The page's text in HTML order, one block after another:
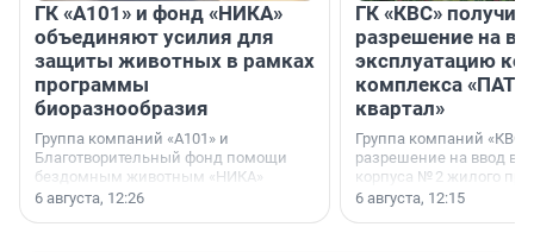
ГК «А101» и фонд «НИКА»
объединяют усилия для
защиты животных в рамках
программы
биоразнообразия
Группа компаний «А101» и
Благотворительный фонд помощи
бездомным животным «НИКА»
заключили соглашение о
6 августа, 12:26
ГК «КВС»
разрешение на
эксплуатацию
комплекса
квартал»
Группа компаний
разрешение на ввод в
корпуса № 2 жилого
Уютный квартал»,
6 августа, 12:15